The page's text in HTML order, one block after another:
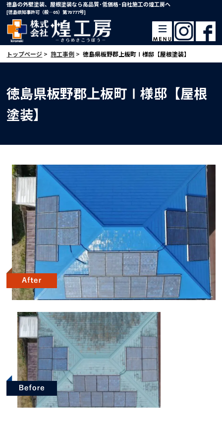
徳島の外壁塗装、屋根塗装なら高品質･低価格･自社施工の煌工房へ
[徳島県知事許可（般―05）第70777号]
トップページ > 施工事例 > 徳島県板野郡上板町Ⅰ様邸【屋根塗装】
徳島県板野郡上板町Ⅰ様邸【屋根
塗装】